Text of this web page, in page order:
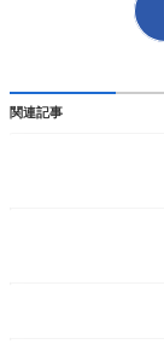
関連記事